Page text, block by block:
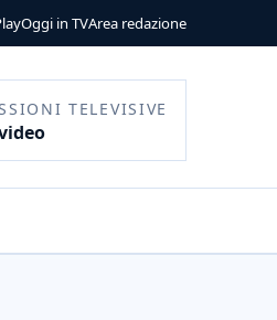
Oggi in TVArea redazione
TELEVISIVE